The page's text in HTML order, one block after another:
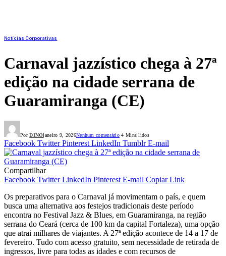
Notícias Corporativas
Carnaval jazzístico chega à 27ª
edição na cidade serrana de
Guaramiranga (CE)
Por DINOjaneiro 9, 2026Nenhum comentário 4 Mins lidos
Facebook Twitter Pinterest LinkedIn Tumblr E-mail
Compartilhar
Facebook Twitter LinkedIn Pinterest E-mail Copiar Link
Os preparativos para o Carnaval já movimentam o país, e quem
busca uma alternativa aos festejos tradicionais deste período
encontra no Festival Jazz & Blues, em Guaramiranga, na região
serrana do Ceará (cerca de 100 km da capital Fortaleza), uma opção
que atrai milhares de viajantes. A 27ª edição acontece de 14 a 17 de
fevereiro. Tudo com acesso gratuito, sem necessidade de retirada de
ingressos, livre para todas as idades e com recursos de